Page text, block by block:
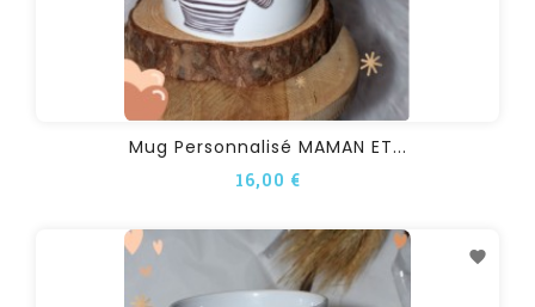
Mug Personnalisé MAMAN ET...
16,00 €